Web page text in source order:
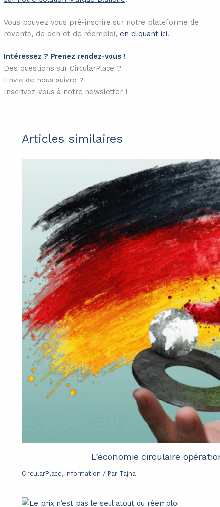
Vous pouvez vous pré-inscrire sur notre plateforme de
revente, de don et de réemploi, en cliquant ici.
Intéressez ? Prenez rendez-vous !
Des questions sur CircularPlace ?
Envie de nous suivre ?
Inscrivez-vous à notre newsletter !
Articles similaires
L’économie circulaire
CircularPlace, Information / Par Tajna